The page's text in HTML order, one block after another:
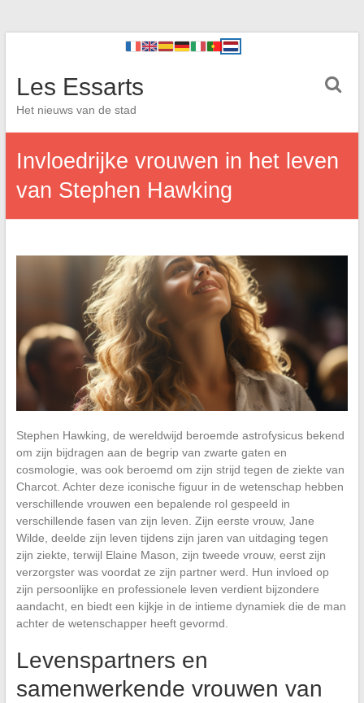
Les Essarts
Het nieuws van de stad
Invloedrijke vrouwen in het leven
van Stephen Hawking
Stephen Hawking, de wereldwijd beroemde astrofysicus bekend
om zijn bijdragen aan de begrip van zwarte gaten en
cosmologie, was ook beroemd om zijn strijd tegen de ziekte van
Charcot. Achter deze iconische figuur in de wetenschap hebben
verschillende vrouwen een bepalende rol gespeeld in
verschillende fasen van zijn leven. Zijn eerste vrouw, Jane
Wilde, deelde zijn leven tijdens zijn jaren van uitdaging tegen
zijn ziekte, terwijl Elaine Mason, zijn tweede vrouw, eerst zijn
verzorgster was voordat ze zijn partner werd. Hun invloed op
zijn persoonlijke en professionele leven verdient bijzondere
aandacht, en biedt een kijkje in de intieme dynamiek die de man
achter de wetenschapper heeft gevormd.
Levenspartners en
samenwerkende vrouwen van